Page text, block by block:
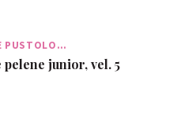
PUSTOLO…
junior, vel. 5